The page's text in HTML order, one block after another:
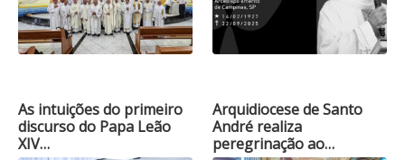
As intuições do primeiro
discurso do Papa Leão
XIV…
Arquidiocese de Santo
André realiza
peregrinação ao…